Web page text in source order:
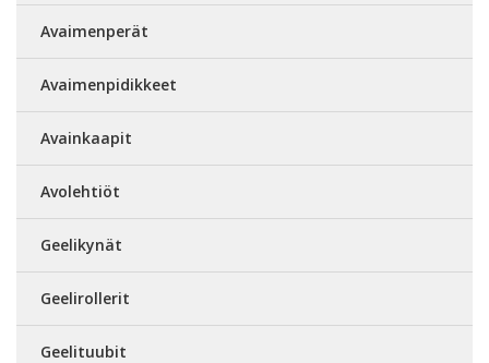
Avaimenperät
Avaimenpidikkeet
Avainkaapit
Avolehtiöt
Geelikynät
Geelirollerit
Geelituubit